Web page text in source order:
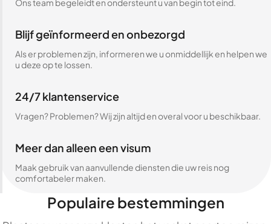
Ons team begeleidt en ondersteunt u van begin tot eind.
Blijf geïnformeerd en onbezorgd
Als er problemen zijn, informeren we u onmiddellijk en helpen we
u deze op te lossen.
24/7 klantenservice
Vragen? Problemen? Wij zijn altijd en overal voor u beschikbaar.
Meer dan alleen een visum
Maak gebruik van aanvullende diensten die uw reis nog
comfortabeler maken.
Populaire bestemmingen